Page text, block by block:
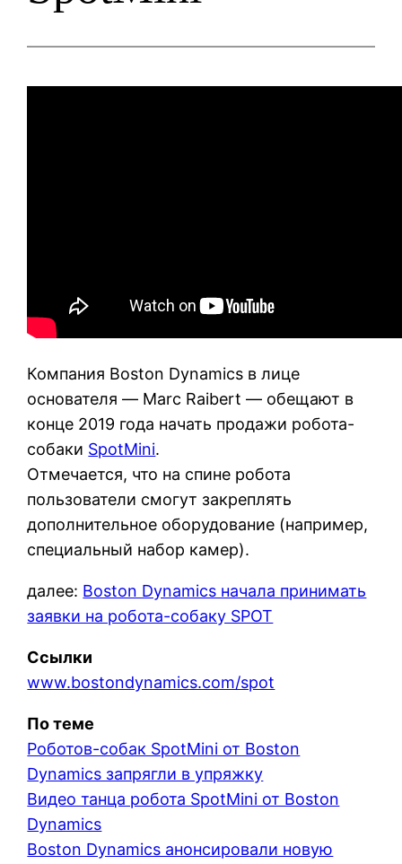
Компания Boston Dynamics в лице
основателя — Marc Raibert — обещают в
конце 2019 года начать продажи робота-
собаки SpotMini.
Отмечается, что на спине робота
пользователи смогут закреплять
дополнительное оборудование (например,
специальный набор камер).
далее: Boston Dynamics начала принимать
заявки на робота-собаку SPOT
Ссылки
www.bostondynamics.com/spot
По теме
Роботов-собак SpotMini от Boston
Dynamics запрягли в упряжку
Видео танца робота SpotMini от Boston
Dynamics
Boston Dynamics анонсировали новую